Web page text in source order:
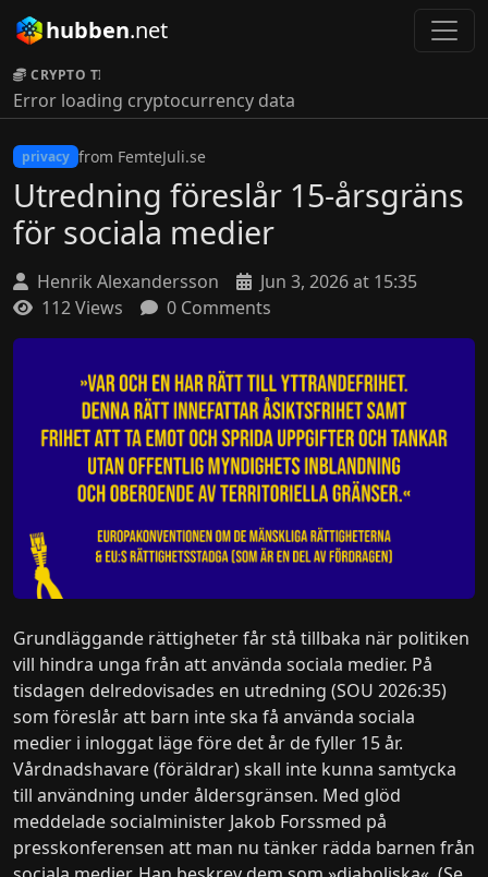
hubben.net
CRYPTO TICKER:
Error loading cryptocurrency data
privacy from FemteJuli.se
Utredning föreslår 15-årsgräns
för sociala medier
Henrik Alexandersson
Jun 3, 2026 at 15:35
112 Views
0 Comments
Grundläggande rättigheter får stå tillbaka när politiken
vill hindra unga från att använda sociala medier. På
tisdagen delredovisades en utredning (SOU 2026:35)
som föreslår att barn inte ska få använda sociala
medier i inloggat läge före det år de fyller 15 år.
Vårdnadshavare (föräldrar) skall inte kunna samtycka
till användning under åldersgränsen. Med glöd
meddelade socialminister Jakob Forssmed på
presskonferensen att man nu tänker rädda barnen från